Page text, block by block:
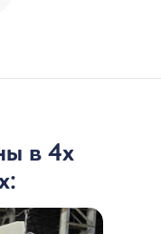
в 4х